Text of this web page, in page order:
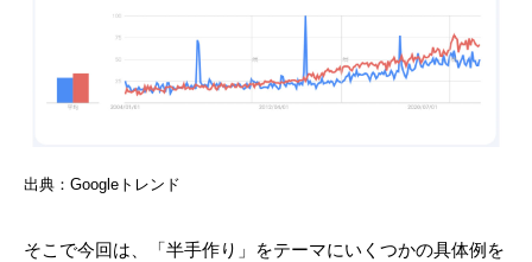
出典：Googleトレンド
そこで今回は、「半手作り」をテーマにいくつかの具体例を